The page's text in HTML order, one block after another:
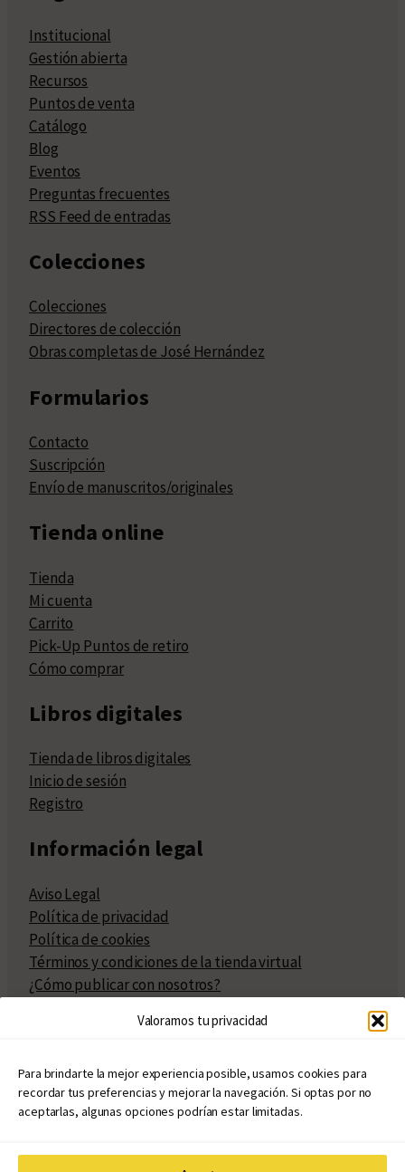
Valoramos tu privacidad
Para brindarte la mejor experiencia posible, usamos cookies para
recordar tus preferencias y mejorar la navegación. Si optas por no
aceptarlas, algunas opciones podrían estar limitadas.
Institucional
Gestión abierta
Recursos
Puntos de venta
Catálogo
Blog
Eventos
Preguntas frecuentes
RSS Feed de entradas
Colecciones
Colecciones
Directores de colección
Obras completas de José Hernández
Formularios
Contacto
Suscripción
Envío de manuscritos/originales
Tienda online
Tienda
Mi cuenta
Carrito
Pick-Up Puntos de retiro
Cómo comprar
Libros digitales
Tienda de libros digitales
Inicio de sesión
Registro
Información legal
Aviso Legal
Política de privacidad
Política de cookies
Términos y condiciones de la tienda virtual
¿Cómo publicar con nosotros?
Políticas de publicación
Políticas de coedición
Atribuciones